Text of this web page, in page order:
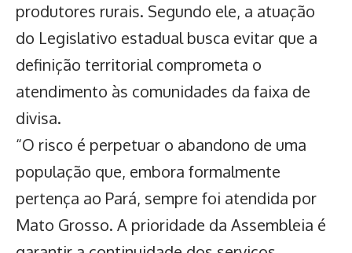
produtores rurais. Segundo ele, a atuação
do Legislativo estadual busca evitar que a
definição territorial comprometa o
atendimento às comunidades da faixa de
divisa.
“O risco é perpetuar o abandono de uma
população que, embora formalmente
pertença ao Pará, sempre foi atendida por
Mato Grosso. A prioridade da Assembleia é